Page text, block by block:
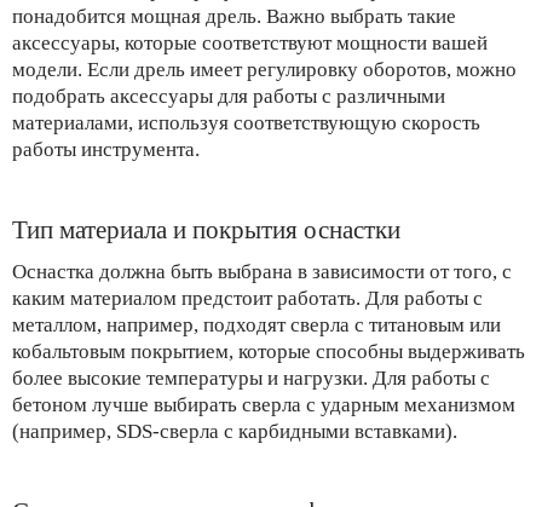
понадобится мощная дрель. Важно выбрать такие
аксессуары, которые соответствуют мощности вашей
модели. Если дрель имеет регулировку оборотов, можно
подобрать аксессуары для работы с различными
материалами, используя соответствующую скорость
работы инструмента.
Тип материала и покрытия оснастки
Оснастка должна быть выбрана в зависимости от того, с
каким материалом предстоит работать. Для работы с
металлом, например, подходят сверла с титановым или
кобальтовым покрытием, которые способны выдерживать
более высокие температуры и нагрузки. Для работы с
бетоном лучше выбирать сверла с ударным механизмом
(например, SDS-сверла с карбидными вставками).